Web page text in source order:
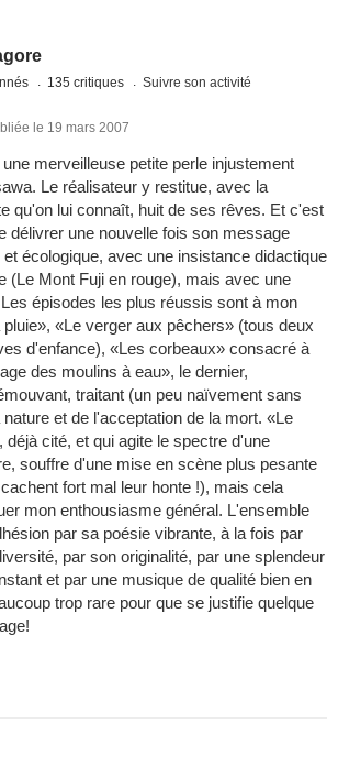
135 critiques Suivre son activité
le 19 mars 2007
merveilleuse petite perle injustement
Le réalisateur y restitue, avec la
qu'on lui connaît, huit de ses rêves. Et c'est
délivrer une nouvelle fois son message
écologique, avec une insistance didactique
(Le Mont Fuji en rouge), mais avec une
épisodes les plus réussis sont à mon
«Le verger aux pêchers» (tous deux
d'enfance), «Les corbeaux» consacré à
des moulins à eau», le dernier,
traitant (un peu naïvement sans
et de l'acceptation de la mort. «Le
déjà cité, et qui agite le spectre d'une
souffre d'une mise en scène plus pesante
fort mal leur honte !), mais cela
mon enthousiasme général. L'ensemble
par sa poésie vibrante, à la fois par
par son originalité, par une splendeur
et par une musique de qualité bien en
trop rare pour que se justifie quelque